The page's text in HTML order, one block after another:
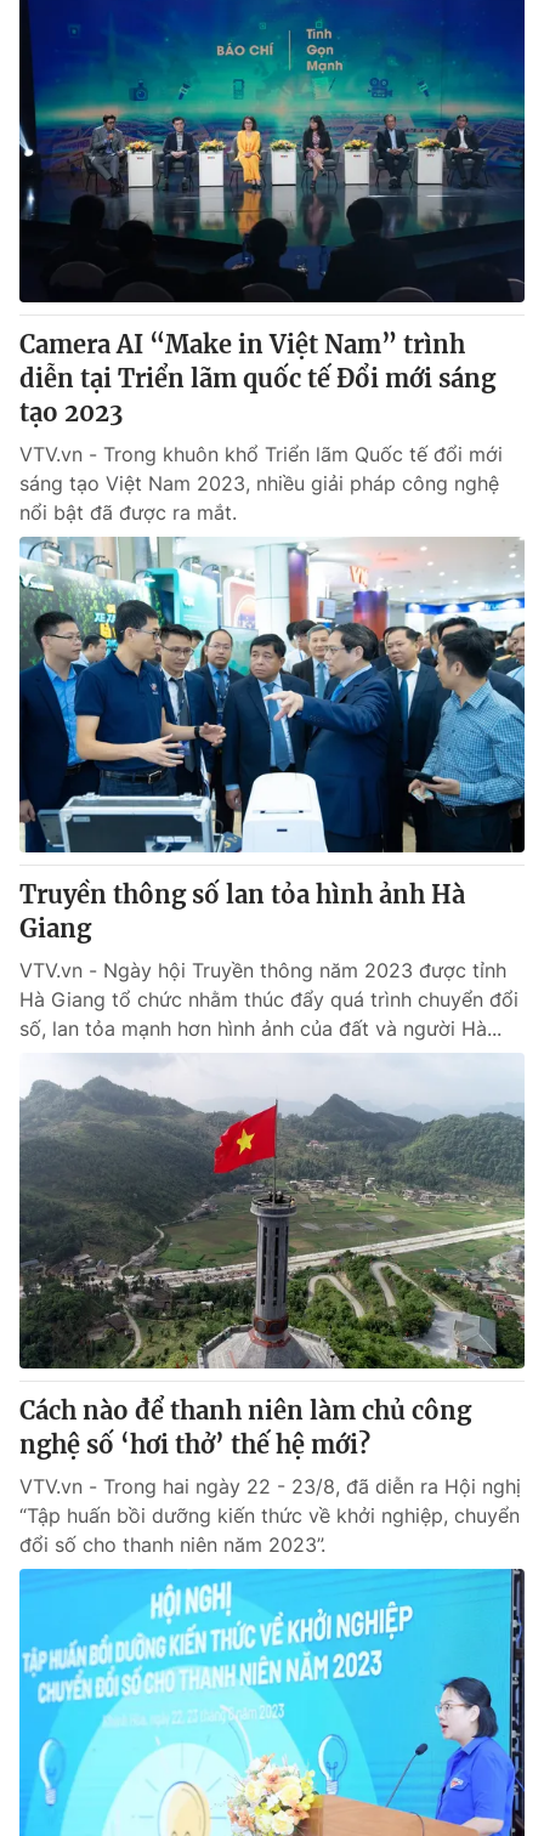
THỜI BÁO VTV
Theo dõi báo trên
Cơ quan chủ quản:Đài Truyền hình Việt Nam
Cơ quan báo chí:Thời báo VTV
Giấy phép hoạt động báo in và báo điện tử số 483/GP-BTTTT
Tổng Biên tập:
Vũ Thanh Thủy
Phó Tổng Biên tập:Nguyễn Thị Mỹ Hạnh, Phạm Quốc Thắng,
Nguyễn Trọng Ninh
Tổng đài VTV:024.38 355 931 - 024.38 355 932
Ðiện thoại Thời báo VTV:
toasoan@vtv.vn
Liên hệ quảng cáo:024-7300.7108
® Cấm sao chép dưới mọi hình thức nếu không có sự chấp
thuận bằng văn bản. Ghi rõ nguồn VTV.vn khi phát hành lại
thông tin từ website này.
Camera AI “Make in Việt Nam” trình
diễn tại Triển lãm quốc tế Đổi mới sáng
tạo 2023
VTV.vn - Trong khuôn khổ Triển lãm Quốc tế đổi mới
sáng tạo Việt Nam 2023, nhiều giải pháp công nghệ
nổi bật đã được ra mắt.
Truyền thông số lan tỏa hình ảnh Hà
Giang
VTV.vn - Ngày hội Truyền thông năm 2023 được tỉnh
Hà Giang tổ chức nhằm thúc đẩy quá trình chuyển đổi
số, lan tỏa mạnh hơn hình ảnh của đất và người Hà...
Cách nào để thanh niên làm chủ công
nghệ số ‘hơi thở’ thế hệ mới?
VTV.vn - Trong hai ngày 22 - 23/8, đã diễn ra Hội nghị
“Tập huấn bồi dưỡng kiến thức về khởi nghiệp, chuyển
đổi số cho thanh niên năm 2023”.